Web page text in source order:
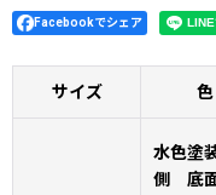
Facebookでシェア
サイズ 色
水色塗
側 底